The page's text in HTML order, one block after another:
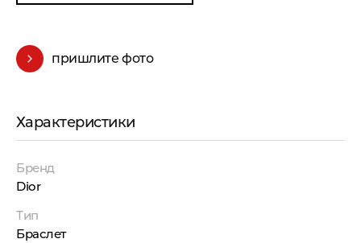
пришлите фото
Характеристики
Бренд
Dior
Тип
Браслет